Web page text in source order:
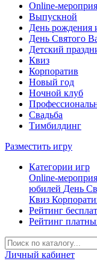
Online-
Выпускной
День рождения
День Святого
Детский
Квиз
Корпоратив
Новый год
Ночной клуб
Свадьба
Тимбилдинг
Разместить игру
Категории игр
Online-
юбилей День
Квиз
Рейтинг
Рейтинг
Личный кабинет